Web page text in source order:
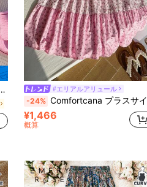
#エリアルアリュール
-24% Comfortcana プラスサイズ ディジーフラワー ラッフルヘム ウエストリボン カジュアルスカート
¥1,466
概算